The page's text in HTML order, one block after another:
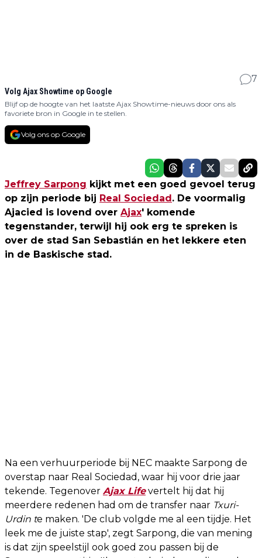
7
Volg Ajax Showtime op Google
Blijf op de hoogte van het laatste Ajax Showtime-nieuws door ons als
favoriete bron in Google in te stellen.
Volg ons op Google
Jeffrey Sarpong kijkt met een goed gevoel terug
op zijn periode bij Real Sociedad. De voormalig
Ajacied is lovend over Ajax' komende
tegenstander, terwijl hij ook erg te spreken is
over de stad San Sebastián en het lekkere eten
in de Baskische stad.
Na een verhuurperiode bij NEC maakte Sarpong de
overstap naar Real Sociedad, waar hij voor drie jaar
tekende. Tegenover Ajax Lifevertelt hij dat hij
meerdere redenen had om de transfer naar Txuri-
Urdin te maken. 'De club volgde me al een tijdje. Het
leek me de juiste stap', zegt Sarpong, die van mening
is dat zijn speelstijl ook goed zou passen bij de